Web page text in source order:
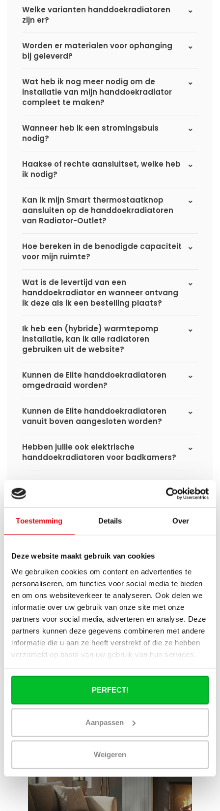
Toestemming Details Over
Deze website maakt gebruik van cookies
We gebruiken cookies om content en advertenties te
personaliseren, om functies voor social media te bieden
en om ons websiteverkeer te analyseren. Ook delen we
informatie over uw gebruik van onze site met onze
partners voor social media, adverteren en analyse. Deze
partners kunnen deze gegevens combineren met andere
informatie die u aan ze heeft verstrekt of die ze hebben
verzameld op basis van uw gebruik van hun services.
PERFECT!
Aanpassen
Weigeren
Welke varianten handdoekradiatoren
zijn er?
Worden er materialen voor ophanging
bij geleverd?
Wat heb ik nog meer nodig om de
installatie van mijn handdoekradiator
compleet te maken?
Wanneer heb ik een stromingsbuis
nodig?
Haakse of rechte aansluitset, welke heb
ik nodig?
Kan ik mijn Smart thermostaatknop
aansluiten op de handdoekradiatoren
van Radiator-Outlet?
Hoe bereken in de benodigde capaciteit
voor mijn ruimte?
Wat is de levertijd van een
handdoekradiator en wanneer ontvang
ik deze als ik een bestelling plaats?
Ik heb een (hybride) warmtepomp
installatie, kan ik alle radiatoren
gebruiken uit de website?
Kunnen de Elite handdoekradiatoren
omgedraaid worden?
Kunnen de Elite handdoekradiatoren
vanuit boven aangesloten worden?
Hebben jullie ook elektrische
handdoekradiatoren voor badkamers?
Heb je een vraag over dit product ?
Stuur een bericht
Ruim assortiment
Levering uit eigen
voorraad
14 dagen bedenktijd
Niet goed = Geld terug
Zelf ophalen in de
winkel?
Wij zijn 6 dagen per
Snelle levering in
Nederland en België
Geen onverwachte